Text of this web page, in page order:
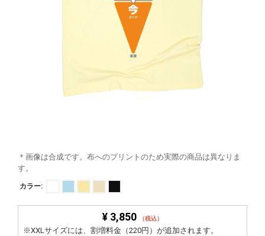
＊画像は合成です。布へのプリントのため実際の商品は異なりま
す。
カラー:
¥ 3,850 （税込）
※XXLサイズには、割増料金（220円）が追加されます。